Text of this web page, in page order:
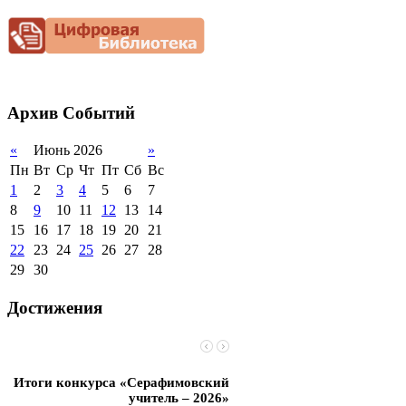
Стипендии и виды
поддержки обучающихся
Организация питания в
2011-2012 уч.год
Снижение
документационной
нагрузки
Архив Событий
« Июнь 2026
»
Пн Вт Ср Чт Пт Сб Вс
1
2 3 4 5 6
7
8
9 10 11 12 13
14
15
16 17 18 19 20 21
22 23 24 25 26 27 28
29 30
Достижения
Итоги конкурса «Серафимовский
учитель – 2026»